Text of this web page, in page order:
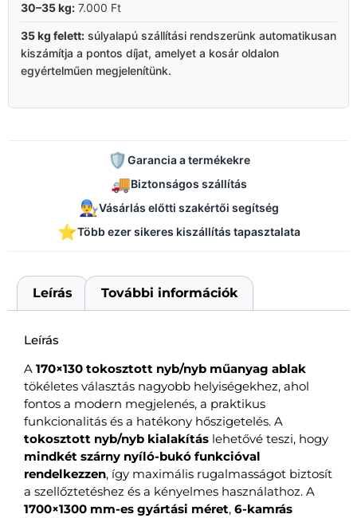
30–35 kg: 7.000 Ft
35 kg felett: súlyalapú szállítási rendszerünk automatikusan
kiszámítja a pontos díjat, amelyet a kosár oldalon
egyértelműen megjelenítünk.
🛡️Garancia a termékekre
🚚Biztonságos szállítás
👨‍🔧Vásárlás előtti szakértői segítség
⭐Több ezer sikeres kiszállítás tapasztalata
Leírás További információk
Leírás
A 170×130 tokosztott nyb/nyb műanyag ablak
tökéletes választás nagyobb helyiségekhez, ahol
fontos a modern megjelenés, a praktikus
funkcionalitás és a hatékony hőszigetelés. A
tokosztott nyb/nyb kialakítás lehetővé teszi, hogy
mindkét szárny nyíló-bukó funkcióval
rendelkezzen, így maximális rugalmasságot biztosít
a szellőztetéshez és a kényelmes használathoz. A
1700×1300 mm-es gyártási méret, 6-kamrás